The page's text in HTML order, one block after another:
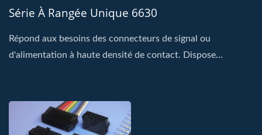
Série À Rangée Unique 6630
Répond aux besoins des connecteurs de signal ou
d'alimentation à haute densité de contact. Dispose...